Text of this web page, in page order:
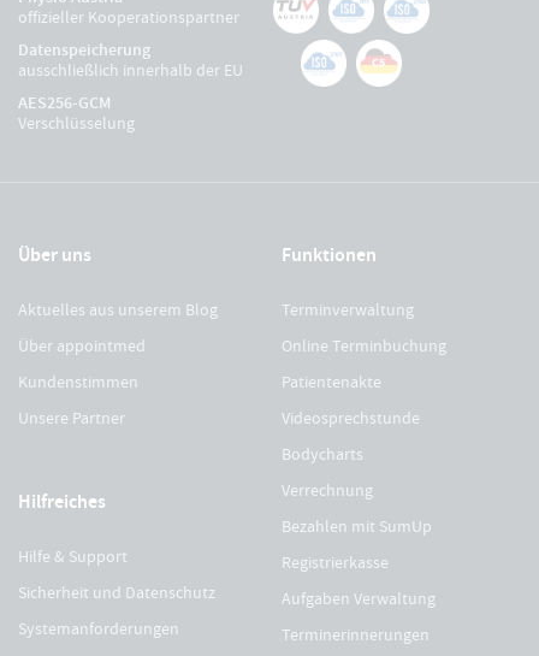
offizieller Kooperationspartner
Datenspeicherung
ausschließlich innerhalb der EU
AES256-GCM
Verschlüsselung
Über uns
Aktuelles aus unserem Blog
Über appointmed
Kundenstimmen
Unsere Partner
Hilfreiches
Hilfe & Support
Sicherheit und Datenschutz
Systemanforderungen
Funktionen
Terminverwaltung
Online Terminbuchung
Patientenakte
Videosprechstunde
Bodycharts
Verrechnung
Bezahlen mit SumUp
Registrierkasse
Aufgaben Verwaltung
Terminerinnerungen